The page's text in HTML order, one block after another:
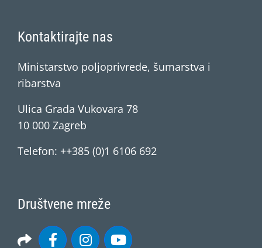
Kontaktirajte nas
Ministarstvo poljoprivrede, šumarstva i
ribarstva
Ulica Grada Vukovara 78
10 000 Zagreb
Telefon: ++385 (0)1 6106 692
Društvene mreže